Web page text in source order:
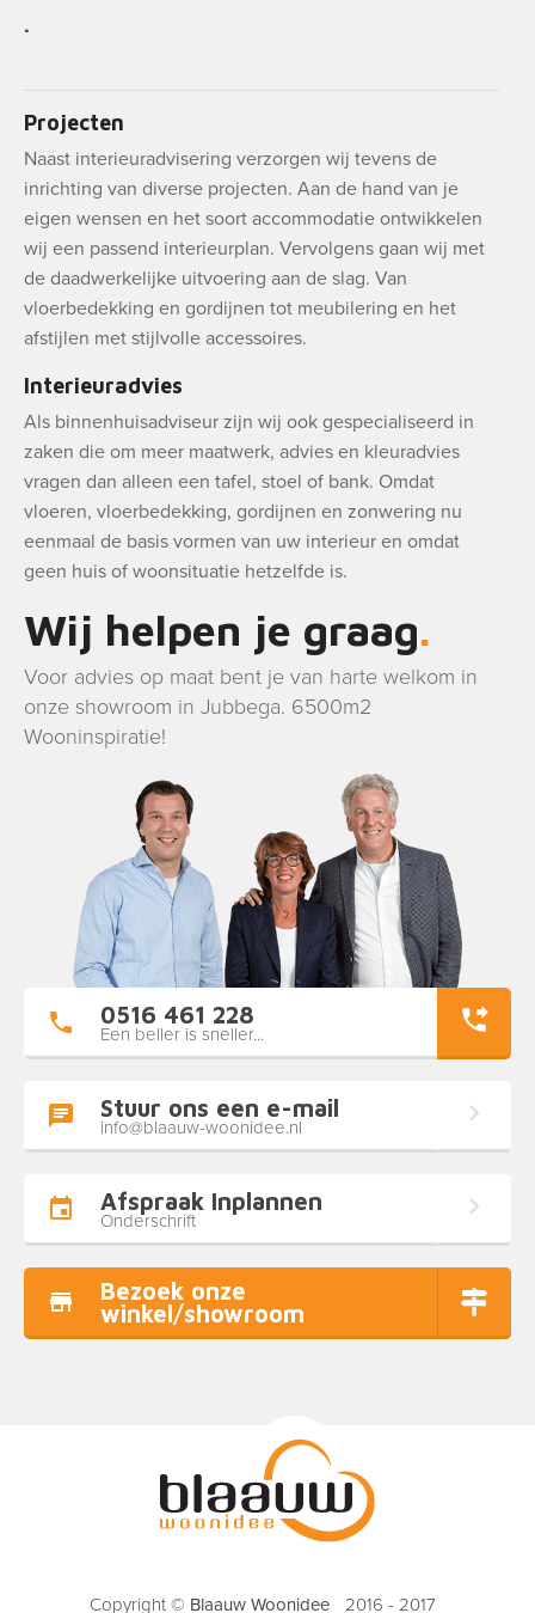
.
Projecten
Naast interieuradvisering verzorgen wij tevens de
inrichting van diverse projecten. Aan de hand van je
eigen wensen en het soort accommodatie ontwikkelen
wij een passend interieurplan. Vervolgens gaan wij met
de daadwerkelijke uitvoering aan de slag. Van
vloerbedekking en gordijnen tot meubilering en het
afstijlen met stijlvolle accessoires.
Interieuradvies
Als binnenhuisadviseur zijn wij ook gespecialiseerd in
zaken die om meer maatwerk, advies en kleuradvies
vragen dan alleen een tafel, stoel of bank. Omdat
vloeren, vloerbedekking, gordijnen en zonwering nu
eenmaal de basis vormen van uw interieur en omdat
geen huis of woonsituatie hetzelfde is.
Wij helpen je graag
Voor advies op maat bent je van harte welkom in
onze showroom in Jubbega. 6500m2
Wooninspiratie!
0516 461 228
Een beller is sneller...
Stuur ons een e-mail
info@blaauw-woonidee.nl
Afspraak Inplannen
Onderschrift
Bezoek onze
winkel/showroom
Copyright © Blaauw Woonidee 2016 - 2017